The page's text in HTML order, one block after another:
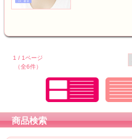
1 / 1ページ
（全6件）
商品検索